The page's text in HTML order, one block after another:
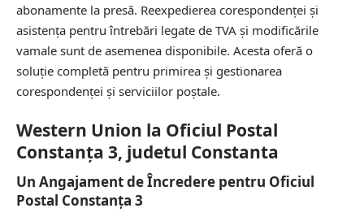
abonamente la presă. Reexpedierea corespondenței și
asistența pentru întrebări legate de TVA și modificările
vamale sunt de asemenea disponibile. Acesta oferă o
soluție completă pentru primirea și gestionarea
corespondenței și serviciilor poștale.
Western Union la Oficiul Postal
Constanţa 3, judetul Constanta
Un Angajament de Încredere pentru Oficiul
Postal Constanţa 3